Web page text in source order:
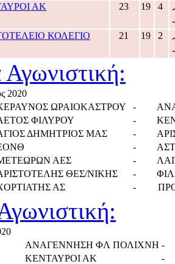
ΑΚ 23 19 4
ΚΟΛΕΓΙΟ 21 19 2
2020
ΩΡΑΙΟΚΑΣΤΡΟΥ -
ΦΙΛΥΡΟΥ -
ΔΗΜΗΤΡΙΟΣ ΜΑΣ -
-
ΑΕΣ -
ΘΕΣ/ΝΙΚΗΣ -
ΑΣ -
ΑΝΑΓΕΝΝΗΣΗ ΦΛ ΠΟΛΙΧΝΗ -
ΚΕΝΤΑΥΡΟΙ ΑΚ
-